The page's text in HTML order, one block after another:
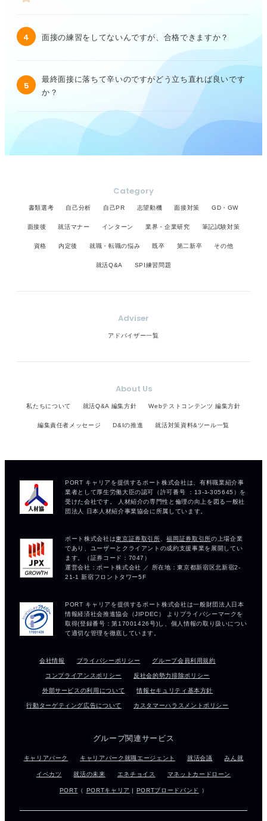
4 面接の練習をしてないんですが、合格できますか？
5
最終面接に落ちて辛いのですがどう立ち直れば良いです
か？
Category
書類選考 自己分析 自己PR 志望動機 面接対策 GD・GW
面接後 就活マナー インターン 業界・企業研究 筆記試験対策
資格 内定後 就職・転職の悩み 既卒 第二新卒 その他
就活Q&A SPI練習問題
Adviser
アドバイザー一覧
About Us
私たちについて 就活Q&A 編集方針 Webテストコンテンツ 編集方針
編集責任者メッセージ D&Iの推進 就活対策資料&ツール一覧
会社情報 プライバシーポリシー グループ会員利用規約
コンプライアンスポリシー 反社会的勢力排除ポリシー
外部サービスの利用について 情報セキュリティ基本方針
行動ターゲティング広告について カスタマーハラスメントポリシー